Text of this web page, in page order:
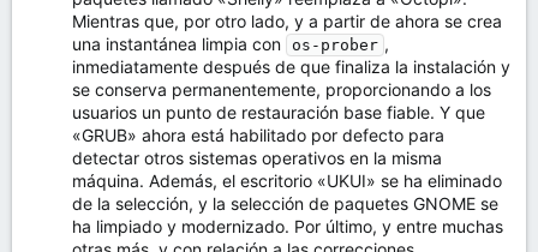
Mientras que, por otro lado, y a partir de ahora se crea
una instantánea limpia con
os-prober ,
inmediatamente después de que finaliza la instalación y
se conserva permanentemente, proporcionando a los
usuarios un punto de restauración base fiable. Y que
«GRUB» ahora está habilitado por defecto para
detectar otros sistemas operativos en la misma
máquina. Además, el escritorio «UKUI» se ha eliminado
de la selección, y la selección de paquetes GNOME se
ha limpiado y modernizado. Por último, y entre muchas